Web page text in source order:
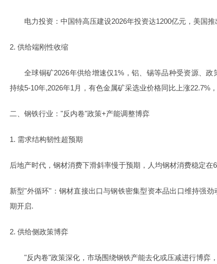
电力投资：中国特高压建设2026年投资达1200亿元，美国
2. 供给端刚性收缩
全球铜矿2026年供给增速仅1%，铝、锡等品种受资源、
持续5-10年,2026年1月，有色金属矿采选业价格同比上涨22.7%
二、钢铁行业："反内卷"政策+产能调整博弈
1. 需求结构韧性超预期
后地产时代，钢材消费下滑斜率慢于预期，人均钢材消费稳定在
新型"外循环"：钢材直接出口与钢铁密集型资本品出口维持强
期开启.
2. 供给侧政策博弈
"反内卷"政策深化，市场围绕钢铁产能去化或压减进行博弈